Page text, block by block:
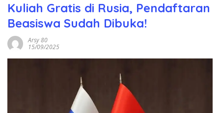
Kuliah Gratis di Rusia, Pendaftaran
Beasiswa Sudah Dibuka!
Arsy 80
15/09/2025